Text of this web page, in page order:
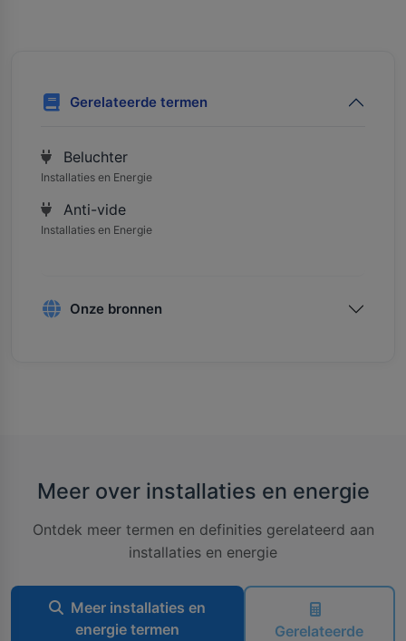
Gerelateerde termen
Beluchter
Installaties en Energie
Anti-vide
Installaties en Energie
Onze bronnen
Meer over installaties en energie
Ontdek meer termen en definities gerelateerd aan
installaties en energie
Meer installaties en
energie termen
Gerelateerde